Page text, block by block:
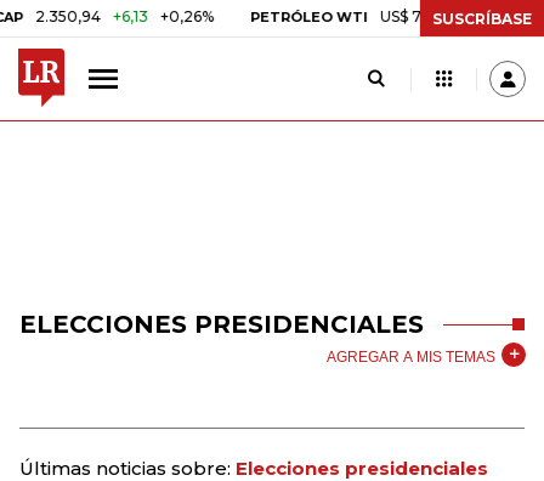
+6,13 +0,26% PETRÓLEO WTI US$ 78,01 US$ 2,92 +3,89%
SUSCRÍBASE
ELECCIONES PRESIDENCIALES
AGREGAR A MIS TEMAS
Últimas noticias sobre: Elecciones presidenciales